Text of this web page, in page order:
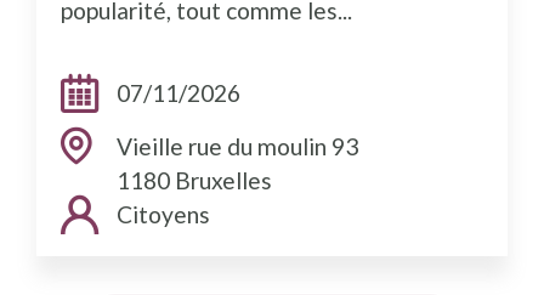
popularité, tout comme les...
Dates:07/11/2026
Adresse:Vieille rue du moulin 93
1180 Bruxelles
Public cible:
Citoyens